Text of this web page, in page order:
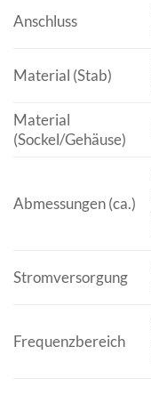
Anschluss
Material (Stab)
Material
(Sockel/Gehäuse)
Abmessungen (ca.)
Stromversorgung
Frequenzbereich